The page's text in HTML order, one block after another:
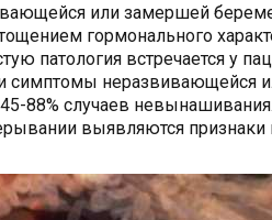
или замершей
гормонального
патология встречается у
симптомы неразвивающейся
88% случаев
выявляются